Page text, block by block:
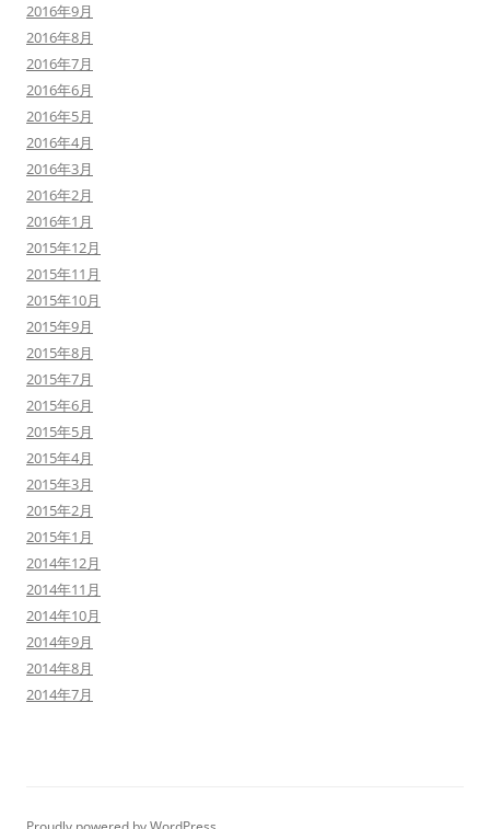
2016年9月
2016年8月
2016年7月
2016年6月
2016年5月
2016年4月
2016年3月
2016年2月
2016年1月
2015年12月
2015年11月
2015年10月
2015年9月
2015年8月
2015年7月
2015年6月
2015年5月
2015年4月
2015年3月
2015年2月
2015年1月
2014年12月
2014年11月
2014年10月
2014年9月
2014年8月
2014年7月